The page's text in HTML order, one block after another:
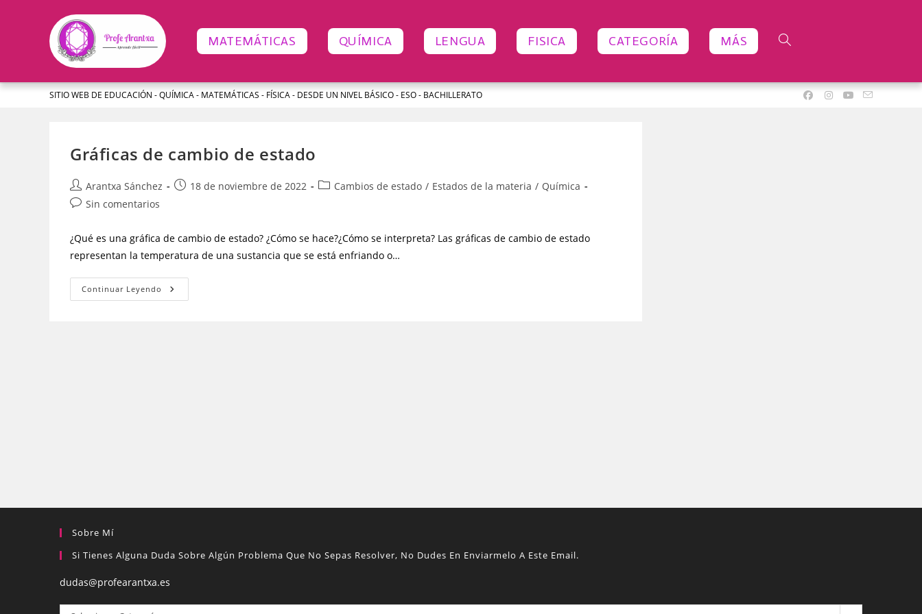
SITIO WEB DE EDUCACIÓN - QUÍMICA - MATEMÁTICAS - FÍSICA - DESDE UN NIVEL BÁSICO - ESO - BACHILLERATO
MATEMÁTICAS QUÍMICA LENGUA FISICA CATEGORÍA MÁS
Gráficas de cambio de estado
Arantxa Sánchez 18 de noviembre de 2022 Cambios de estado / Estados de la materia / Química
Sin comentarios
¿Qué es una gráfica de cambio de estado? ¿Cómo se hace?¿Cómo se interpreta? Las gráficas de cambio de estado
representan la temperatura de una sustancia que se está enfriando o…
Continuar Leyendo
Sobre Mí
Si Tienes Alguna Duda Sobre Algún Problema Que No Sepas Resolver, No Dudes En Enviarmelo A Este Email.
dudas@profearantxa.es